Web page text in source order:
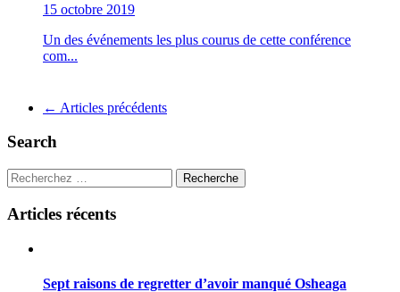
15 octobre 2019
Un des événements les plus courus de cette conférence
com...
Navigation
pour
articles
← Articles précédents
Search
Recherche
Articles récents
Sept raisons de regretter d’avoir manqué Osheaga